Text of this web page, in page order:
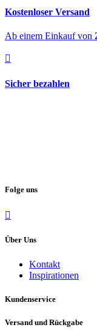
Kostenloser Versand
Ab einem Einkauf von
Sicher bezahlen
Folge uns
Über Uns
Kontakt
Inspirationen
Kundenservice
Versand und Rückgabe